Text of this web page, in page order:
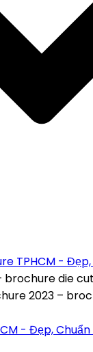
TPHCM -
brochure die
- Đẹp, Chuẩn